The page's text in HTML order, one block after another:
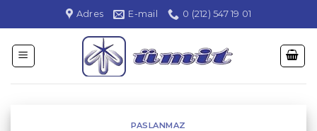
atla
Adres E-mail 0 (212) 547 19 01
PASLANMAZ